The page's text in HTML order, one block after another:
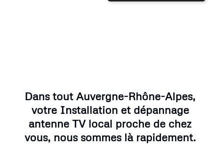
Dans tout Auvergne-Rhône-Alpes,
votre Installation et dépannage
antenne TV local proche de chez
vous, nous sommes là rapidement.